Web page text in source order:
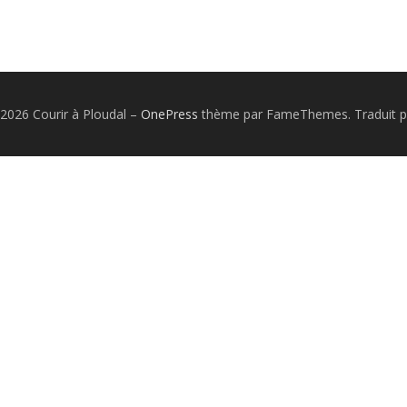
Courir à Ploudal – OnePress thème par FameThemes. Traduit